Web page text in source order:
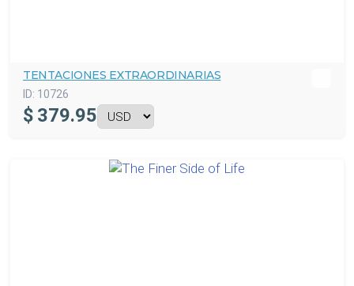
TENTACIONES EXTRAORDINARIAS
ID: 10726
$ 379.95